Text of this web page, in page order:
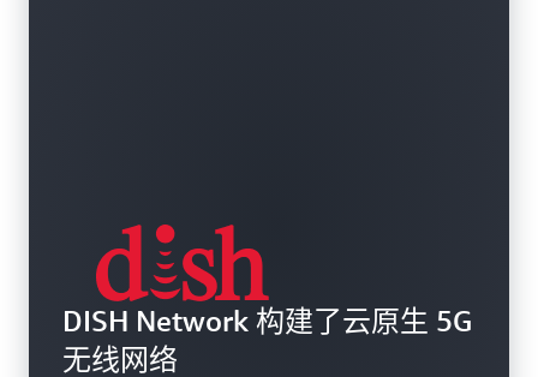
DISH Network 构建了云原生 5G
无线网络